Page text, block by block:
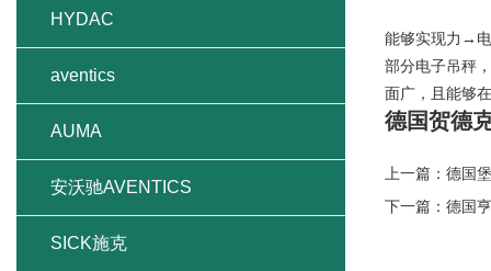
能够实现力→
部分电子吊秤
面广，且能够
德国贺德
上一篇： 德国
下一篇： 德国
HYDAC
aventics
AUMA
安沃驰AVENTICS
SICK施克